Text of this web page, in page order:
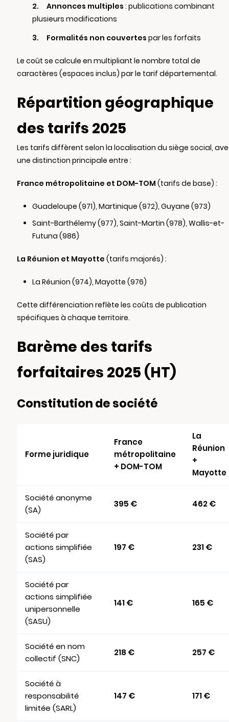
Annonces multiples : publications combinant
plusieurs modifications
Formalités non couvertes par les forfaits
Le coût se calcule en multipliant le nombre total de
caractères (espaces inclus) par le tarif départemental.
Répartition géographique
des tarifs 2025
Les tarifs diffèrent selon la localisation du siège social,
une distinction principale entre :
France métropolitaine et DOM-TOM (tarifs de base) :
Guadeloupe (971), Martinique (972), Guyane (973)
Saint-Barthélemy (977), Saint-Martin (978), Wallis-et-
Futuna (986)
La Réunion et Mayotte (tarifs majorés) :
La Réunion (974), Mayotte (976)
Cette différenciation reflète les coûts de publication
spécifiques à chaque territoire.
Barème des tarifs
forfaitaires 2025 (HT)
Constitution de société
Forme juridique
France
métropolitaine
+ DOM-TOM
La
Réunion
+
Mayotte
Société anonyme
(SA)
395 € 462 €
Société par
actions simplifiée
(SAS)
197 € 231 €
Société par
actions simplifiée
unipersonnelle
(SASU)
141 € 165 €
Société en nom
collectif (SNC)
218 € 257 €
Société à
responsabilité
limitée (SARL)
147 € 171 €